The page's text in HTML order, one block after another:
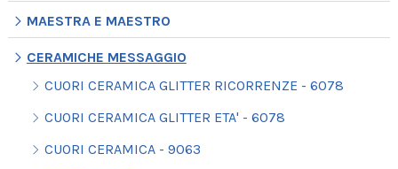
MAESTRA E MAESTRO
CERAMICHE MESSAGGIO
CUORI CERAMICA GLITTER RICORRENZE - 6078
CUORI CERAMICA GLITTER ETA' - 6078
CUORI CERAMICA - 9063